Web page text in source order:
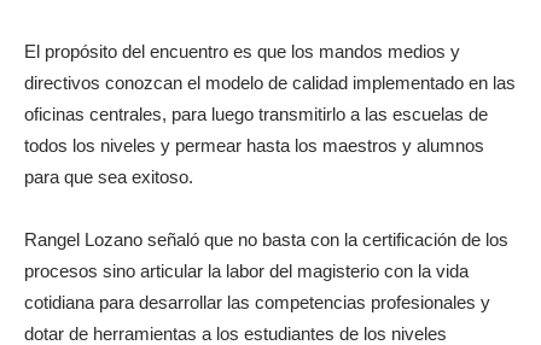
El propósito del encuentro es que los mandos medios y
directivos conozcan el modelo de calidad implementado en las
oficinas centrales, para luego transmitirlo a las escuelas de
todos los niveles y permear hasta los maestros y alumnos
para que sea exitoso.
Rangel Lozano señaló que no basta con la certificación de los
procesos sino articular la labor del magisterio con la vida
cotidiana para desarrollar las competencias profesionales y
dotar de herramientas a los estudiantes de los niveles